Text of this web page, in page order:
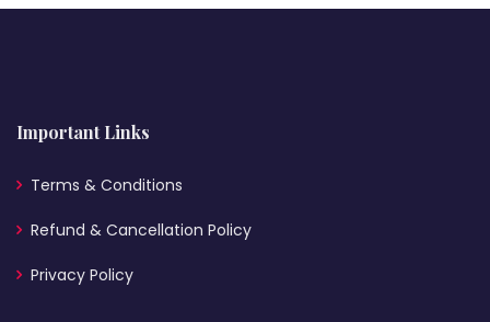
Important Links
Terms & Conditions
Refund & Cancellation Policy
Privacy Policy